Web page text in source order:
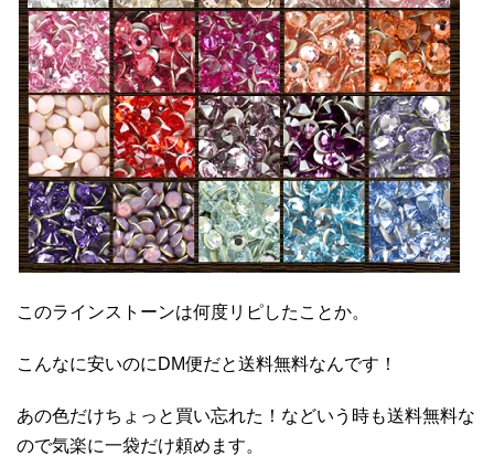
このラインストーンは何度リピしたことか。
こんなに安いのにDM便だと送料無料なんです！
あの色だけちょっと買い忘れた！などいう時も送料無料な
ので気楽に一袋だけ頼めます。